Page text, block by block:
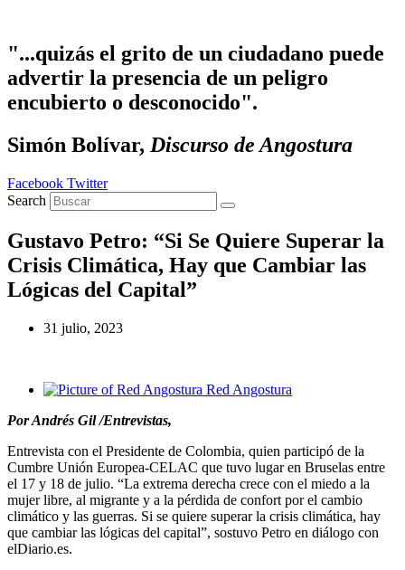
"...quizás el grito de un ciudadano puede
advertir la presencia de un peligro
encubierto o desconocido".
Simón Bolívar, Discurso de Angostura
Facebook Twitter
Search
Gustavo Petro: “Si Se Quiere Superar la
Crisis Climática, Hay que Cambiar las
Lógicas del Capital”
31 julio, 2023
Red Angostura
Por Andrés Gil /Entrevistas,
Entrevista con el Presidente de Colombia, quien participó de la
Cumbre Unión Europea-CELAC que tuvo lugar en Bruselas entre
el 17 y 18 de julio. “La extrema derecha crece con el miedo a la
mujer libre, al migrante y a la pérdida de confort por el cambio
climático y las guerras. Si se quiere superar la crisis climática, hay
que cambiar las lógicas del capital”, sostuvo Petro en diálogo con
elDiario.es.